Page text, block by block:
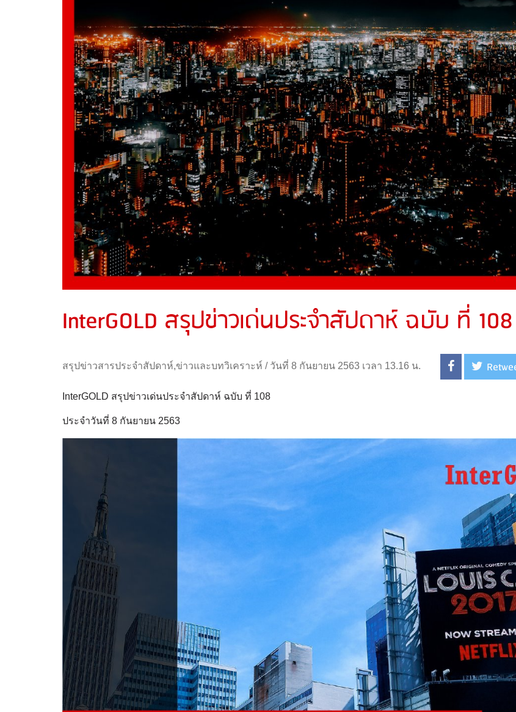
InterGOLD สรุปข่าวเด่นประจำสัปดาห์ ฉบับ ที่ 108
สรุปข่าวสารประจำสัปดาห์,ข่าวและบทวิเคราะห์ / วันที่ 8 กันยายน 2563 เวลา 13.16 น.
InterGOLD สรุปข่าวเด่นประจำสัปดาห์ ฉบับ ที่ 108
ประจำวันที่ 8 กันยายน 2563